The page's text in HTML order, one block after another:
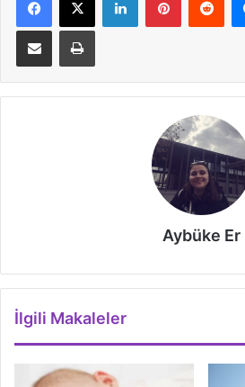
E-Posta ile paylaş Yazdır
Aybüke Er
İlgili Makaleler